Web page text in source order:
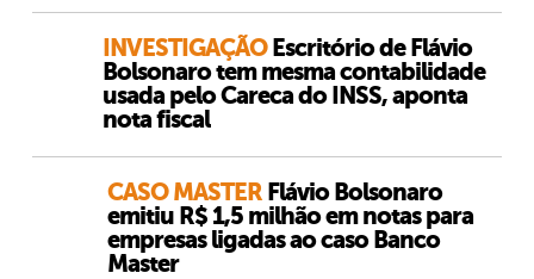
INVESTIGAÇÃO Escritório de Flávio
Bolsonaro tem mesma contabilidade
usada pelo Careca do INSS, aponta
nota fiscal
CASO MASTER Flávio Bolsonaro
emitiu R$ 1,5 milhão em notas para
empresas ligadas ao caso Banco
Master